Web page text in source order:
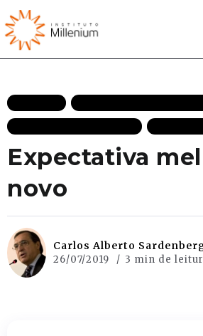
Expectativa
novo
Carlos Alberto
26/07/2019 3 min de